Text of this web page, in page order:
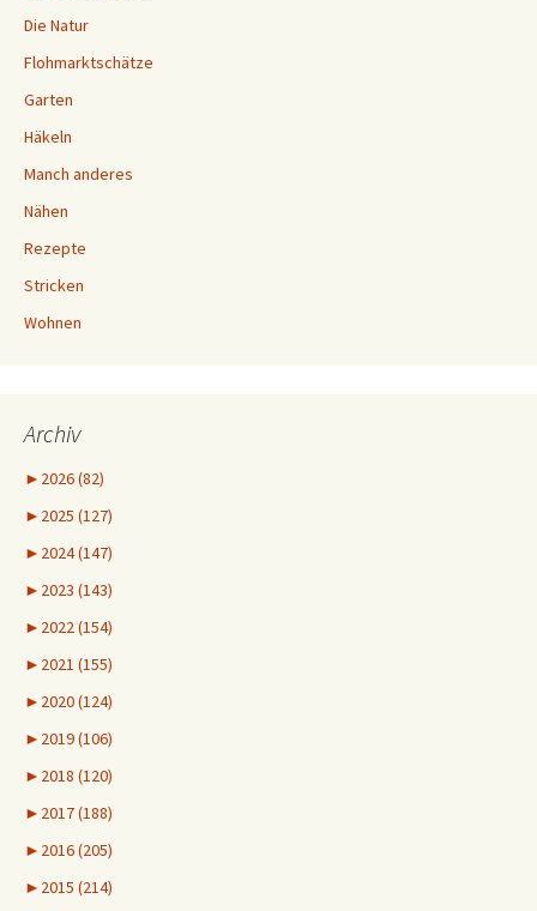
Die Natur
Flohmarktschätze
Garten
Häkeln
Manch anderes
Nähen
Rezepte
Stricken
Wohnen
Archiv
► 2026 (82)
► 2025 (127)
► 2024 (147)
► 2023 (143)
► 2022 (154)
► 2021 (155)
► 2020 (124)
► 2019 (106)
► 2018 (120)
► 2017 (188)
► 2016 (205)
► 2015 (214)